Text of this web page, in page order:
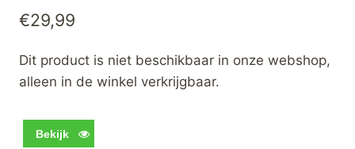
€29,99
Dit product is niet beschikbaar in onze webshop,
alleen in de winkel verkrijgbaar.
Bekijk